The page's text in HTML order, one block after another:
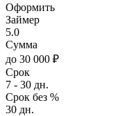
Оформить
Займер
5.0
Сумма
до 30 000 ₽
Срок
7 - 30 дн.
Срок без %
30 дн.